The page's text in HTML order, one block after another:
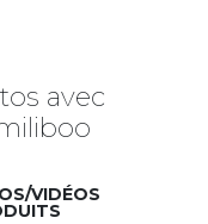
avec
VIDÉOS